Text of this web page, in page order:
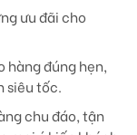
ưu đãi cho
hàng đúng hẹn,
siêu tốc.
chu đáo, tận